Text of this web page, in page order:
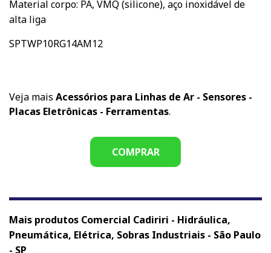
Material corpo: PA, VMQ (silicone), aço inoxidável de
alta liga
SPTWP10RG14AM12
Veja mais Acessórios para Linhas de Ar - Sensores -
Placas Eletrônicas - Ferramentas.
COMPRAR
Mais produtos Comercial Cadiriri - Hidráulica,
Pneumática, Elétrica, Sobras Industriais - São Paulo
- SP